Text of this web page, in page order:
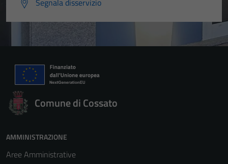
Segnala disservizio
Comune di Cossato
AMMINISTRAZIONE
Aree Amministrative